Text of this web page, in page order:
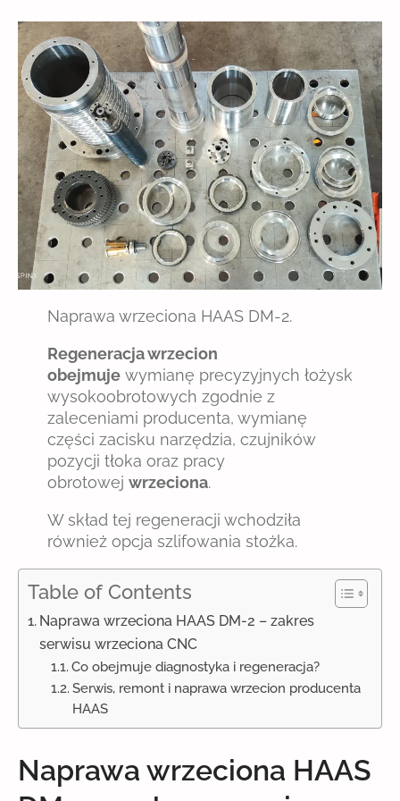
Naprawa wrzeciona HAAS DM-2.
Regeneracja wrzecion
obejmujewymianę precyzyjnych łożysk
wysokoobrotowych zgodnie z
zaleceniami producenta, wymianę
części zacisku narzędzia, czujników
pozycji tłoka oraz pracy
obrotowej wrzeciona.
W skład tej regeneracji wchodziła
również opcja szlifowania stożka.
Table of Contents
Naprawa wrzeciona HAAS DM-2 – zakres
serwisu wrzeciona CNC
Co obejmuje diagnostyka i regeneracja?
Serwis, remont i naprawa wrzecion producenta
HAAS
Naprawa wrzeciona HAAS